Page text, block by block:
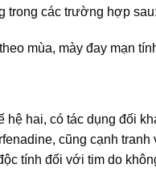
trong các trường hợp
mùa, mày đay mạn
hệ hai, có tác dụng đối
cũng cạnh
tính đối với tim do